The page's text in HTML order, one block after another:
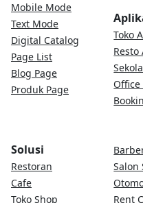
Mobile Mode
Text Mode
Digital Catalog
Page List
Blog Page
Produk Page
Toko
Resto
Office
Solusi
Restoran
Cafe
Toko Shop
Salon
Rent